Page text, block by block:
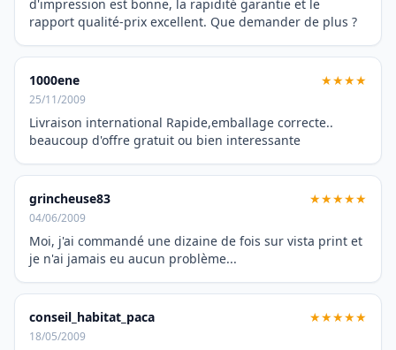
d'impression est bonne, la rapidité garantie et le
rapport qualité-prix excellent. Que demander de plus ?
1000ene ★★★★
25/11/2009
Livraison international Rapide,emballage correcte..
beaucoup d'offre gratuit ou bien interessante
grincheuse83 ★★★★★
04/06/2009
Moi, j'ai commandé une dizaine de fois sur vista print et
je n'ai jamais eu aucun problème...
conseil_habitat_paca ★★★★★
18/05/2009